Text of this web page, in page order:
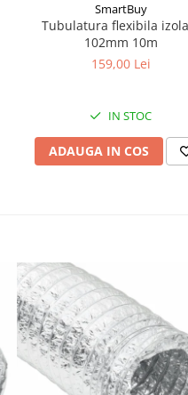
SmartBuy
Tubulatura flexibila
102mm 10m
159,00 Lei
IN STOC
ADAUGA IN COS